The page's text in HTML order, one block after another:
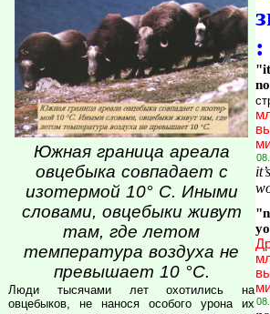
Южная граница ареала
овцебыка совпадает с
изотермой 10° С. Иными
словами, овцебыки живут
там, где летом
температура воздуха не
превышает 10 °С.
Люди тысячами лет охотились на
овцебыков, не нанося особого урона их
: